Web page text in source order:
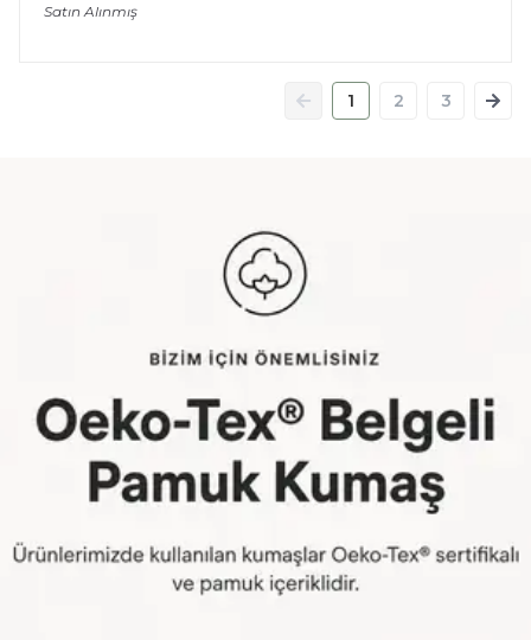
Satın Alınmış
1 2 3